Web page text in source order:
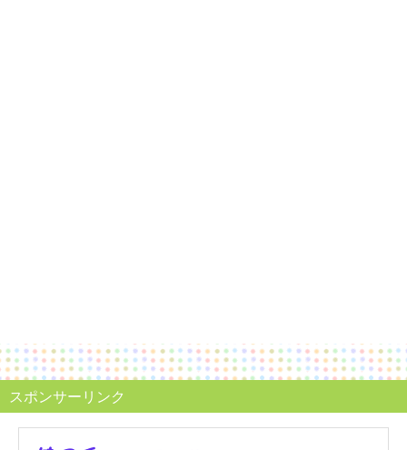
スポンサーリンク